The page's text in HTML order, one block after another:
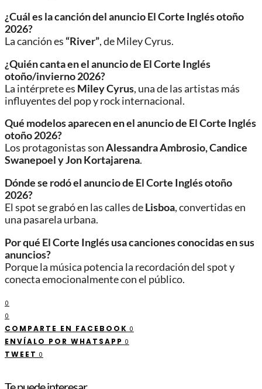
¿Cuál es la canción del anuncio El Corte Inglés otoño
2026?
La canción es “River”, de Miley Cyrus.
¿Quién canta en el anuncio de El Corte Inglés
otoño/invierno 2026?
La intérprete es Miley Cyrus, una de las artistas más
influyentes del pop y rock internacional.
Qué modelos aparecen en el anuncio de El Corte Inglés
otoño 2026?
Los protagonistas sonAlessandra Ambrosio, Candice
Swanepoel y Jon Kortajarena.
Dónde se rodó el anuncio de El Corte Inglés otoño
2026?
El spot se grabó en las calles deLisboa, convertidas en
una pasarela urbana.
Por qué El Corte Inglés usa canciones conocidas en sus
anuncios?
Porque la música potencia la recordación del spot y
conecta emocionalmente con el público.
0
0
COMPARTE EN FACEBOOK 0
ENVÍALO POR WHATSAPP 0
TWEET 0